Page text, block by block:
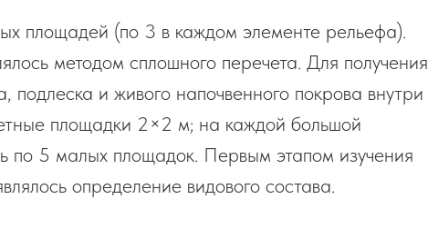
площадей (по 3 в каждом элементе рельефа).
методом сплошного перечета. Для получения
и живого напочвенного покрова внутри
площадки 2×2 м; на каждой большой
по 5 малых площадок. Первым этапом изучения
определение видового состава.